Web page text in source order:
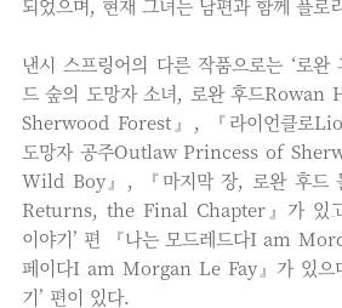
되었으며, 현재 그녀는 남편과 함께 플로
낸시 스프링어의 다른 작품으로는 ‘로
드 숲의 도망자 소녀, 로완 후드
Sherwood Forest』, 『라이언클로
도망자 공주Outlaw Princess of
Wild Boy』, 『마지막 장, 로완 후드
Returns, the Final Chapter』가 있고
이야기’ 편 『나는 모드레드다I am
페이다I am Morgan Le Fay』가 있으
기’ 편이 있다.